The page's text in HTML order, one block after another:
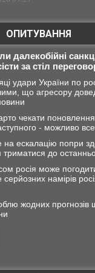
ОПИТУВАННЯ
далекобійні
за стіл
удари України по
що агресору
чекати
- можливо все
ескалацію попри
триматися до
росія може
намірів
жодних прогнозів